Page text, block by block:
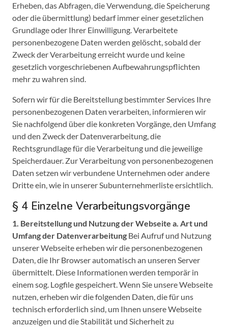
Erheben, das Abfragen, die Verwendung, die Speicherung
oder die übermittlung) bedarf immer einer gesetzlichen
Grundlage oder Ihrer Einwilligung. Verarbeitete
personenbezogene Daten werden gelöscht, sobald der
Zweck der Verarbeitung erreicht wurde und keine
gesetzlich vorgeschriebenen Aufbewahrungspflichten
mehr zu wahren sind.
Sofern wir für die Bereitstellung bestimmter Services Ihre
personenbezogenen Daten verarbeiten, informieren wir
Sie nachfolgend über die konkreten Vorgänge, den Umfang
und den Zweck der Datenverarbeitung, die
Rechtsgrundlage für die Verarbeitung und die jeweilige
Speicherdauer. Zur Verarbeitung von personenbezogenen
Daten setzen wir verbundene Unternehmen oder andere
Dritte ein, wie in unserer Subunternehmerliste ersichtlich.
§ 4 Einzelne Verarbeitungsvorgänge
1. Bereitstellung und Nutzung der Webseite a. Art und
Umfang der Datenverarbeitung Bei Aufruf und Nutzung
unserer Webseite erheben wir die personenbezogenen
Daten, die Ihr Browser automatisch an unseren Server
übermittelt. Diese Informationen werden temporär in
einem sog. Logfile gespeichert. Wenn Sie unsere Webseite
nutzen, erheben wir die folgenden Daten, die für uns
technisch erforderlich sind, um Ihnen unsere Webseite
anzuzeigen und die Stabilität und Sicherheit zu